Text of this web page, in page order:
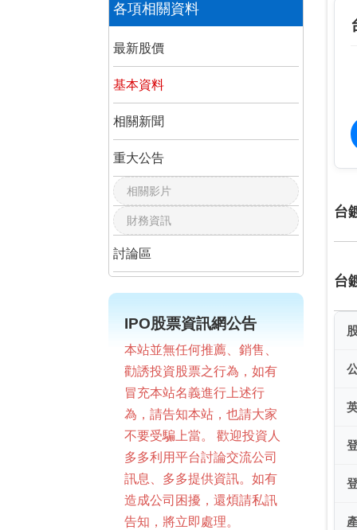
各項相關資料
最新股價
基本資料
相關新聞
重大公告
相關影片
財務資訊
討論區
IPO股票資訊網公告
本站並無任何推薦、銷售、
勸誘投資股票之行為，如有
冒充本站名義進行上述行
為，請告知本站，也請大家
不要受騙上當。 歡迎投資人
多多利用平台討論交流公司
訊息、多多提供資訊。如有
造成公司困擾，還煩請私訊
告知，將立即處理。
台
台